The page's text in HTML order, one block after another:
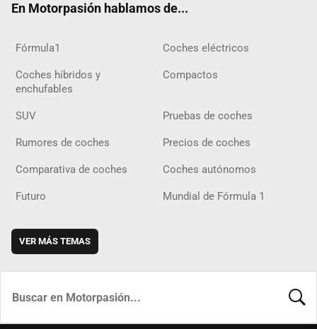
En Motorpasión hablamos de...
Fórmula1 Coches eléctricos
Coches híbridos y
enchufables
Compactos
SUV Pruebas de coches
Rumores de coches Precios de coches
Comparativa de coches Coches autónomos
Futuro Mundial de Fórmula 1
VER MÁS TEMAS